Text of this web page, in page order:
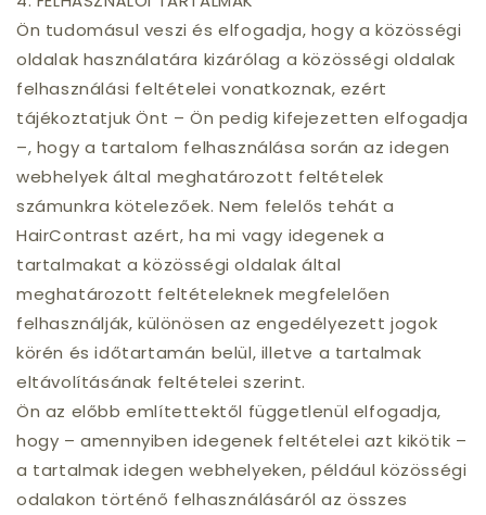
Ön tudomásul veszi és elfogadja, hogy a közösségi
oldalak használatára kizárólag a közösségi oldalak
felhasználási feltételei vonatkoznak, ezért
tájékoztatjuk Önt – Ön pedig kifejezetten elfogadja
–, hogy a tartalom felhasználása során az idegen
webhelyek által meghatározott feltételek
számunkra kötelezőek. Nem felelős tehát a
HairContrast azért, ha mi vagy idegenek a
tartalmakat a közösségi oldalak által
meghatározott feltételeknek megfelelően
felhasználják, különösen az engedélyezett jogok
körén és időtartamán belül, illetve a tartalmak
eltávolításának feltételei szerint.
Ön az előbb említettektől függetlenül elfogadja,
hogy – amennyiben idegenek feltételei azt kikötik –
a tartalmak idegen webhelyeken, például közösségi
odalakon történő felhasználásáról az összes